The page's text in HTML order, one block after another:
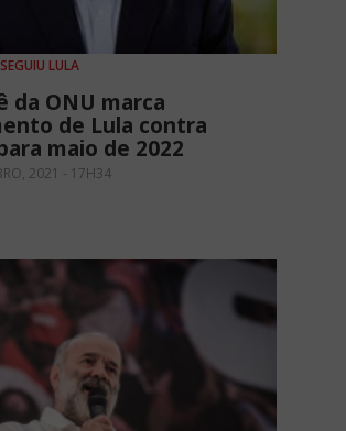
LULA
da ONU marca
de Lula contra
maio de 2022
2021 - 17H34